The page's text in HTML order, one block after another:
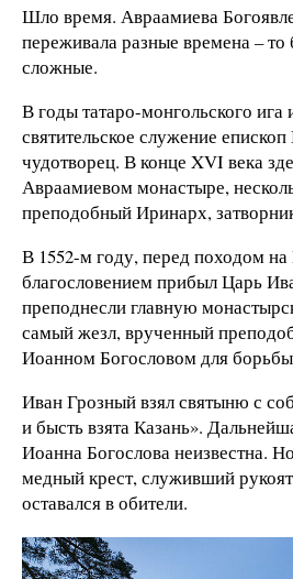
Шло время. Авраамиева
переживала разные времена – то
сложные.
В годы татаро-монгольского ига
святительское служение
чудотворец. В конце XVI века
Авраамиевом монастыре,
преподобный Иринарх,
В 1552-м году, перед походом на
благословением прибыл Царь
преподнесли главную
самый жезл, врученный
Иоанном Богословом для
Иван Грозный взял святыню с
и бысть взята Казань».
Иоанна Богослова неизвестна.
медный крест, служивший
оставался в обители.